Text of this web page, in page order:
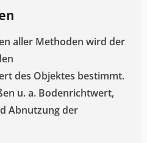
aller Methoden wird der
des Objektes bestimmt.
u. a. Bodenrichtwert,
Abnutzung der